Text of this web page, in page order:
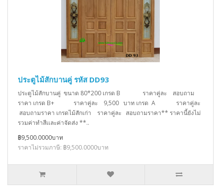
ประตูไม้สักบานคู่ รหัส DD93
ประตูไม้สักบานคู่ ขนาด 80*200 เกรด B ราคาคู่ละ สอบถาม
ราคา เกรด B+ ราคาคู่ละ 9,500 บาท เกรด A ราคาคู่ละ
สอบถามราคา เกรดไม้สักเก่า ราคาคู่ละ สอบถามราคา** ราคานี้ยังไม่
รวมค่าทำสีเเละค่าจัดส่ง **..
฿9,500.0000บาท
ราคาไม่รวมภาษี: ฿9,500.0000บาท